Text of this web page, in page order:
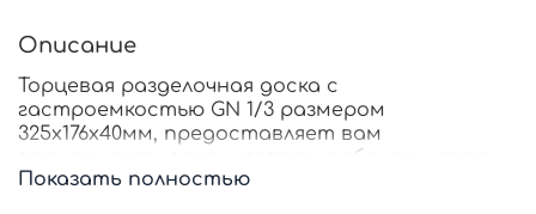
Описание
Торцевая разделочная доска с
гастроемкостью GN 1/3 размером
325х176х40мм, предоставляет вам
возможность организовать рабочее место
на кухне с наибольшей эффективностью.
Показать полностью